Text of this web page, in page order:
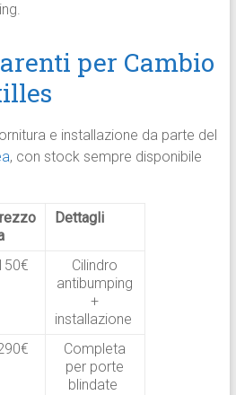
per Cambio
e installazione da parte del
, con stock sempre disponibile
Dettagli
Cilindro
antibumping
+
installazione ​
Completa
per porte
blindate ​